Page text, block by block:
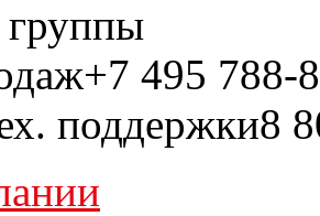
+7 495 788-
поддержки8